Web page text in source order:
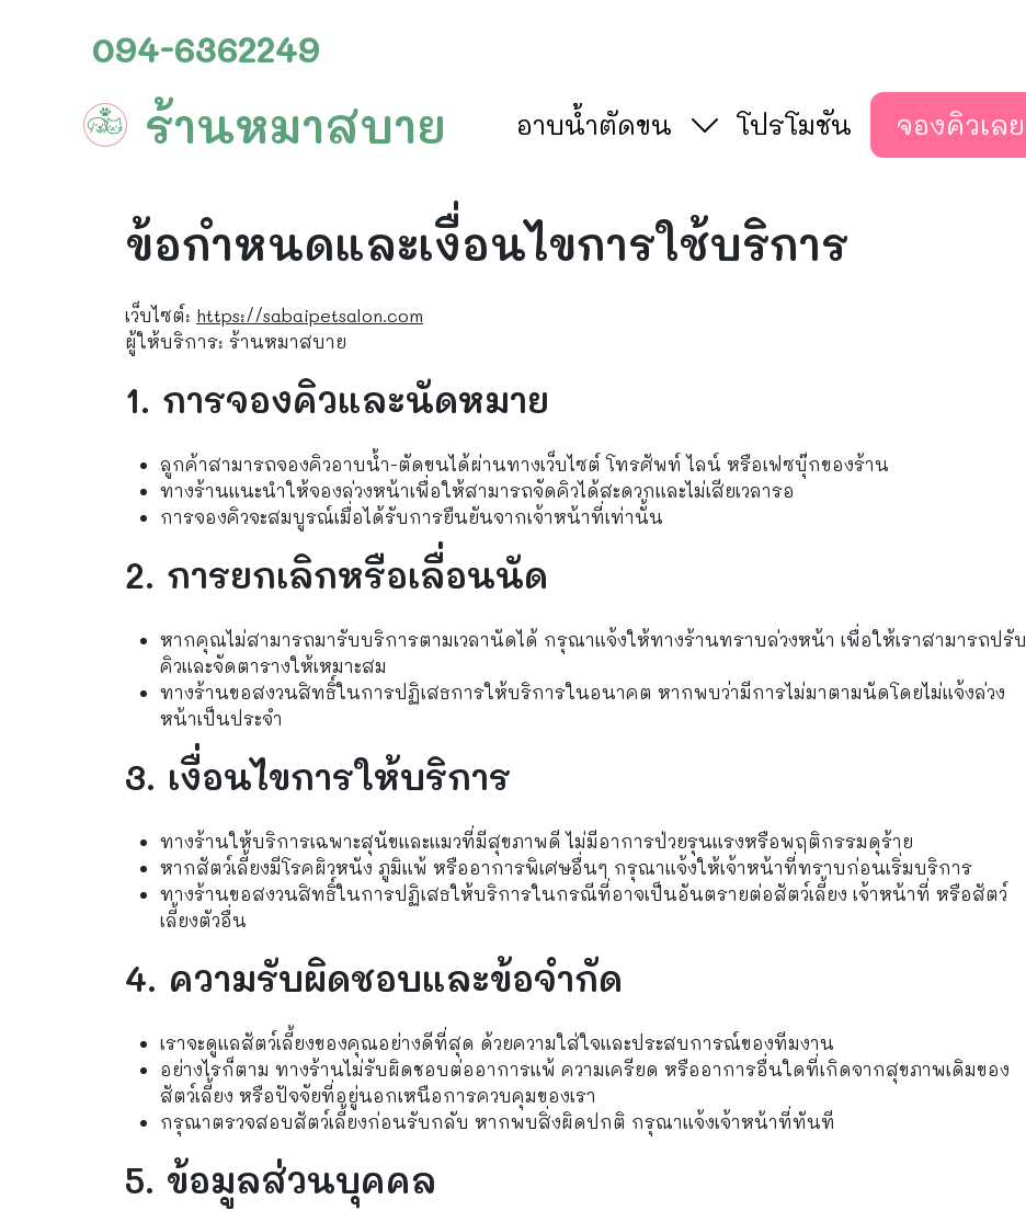
094-6362249
ร้านหมาสบาย อาบน้ำตัดขน โปรโมชัน จองคิวเลย
ข้อกำหนดและเงื่อนไขการใช้บริการ
เว็บไซต์: https://sabaipetsalon.com
ผู้ให้บริการ: ร้านหมาสบาย
1. การจองคิวและนัดหมาย
ลูกค้าสามารถจองคิวอาบน้ำ-ตัดขนได้ผ่านทางเว็บไซต์ โทรศัพท์ ไลน์ หรือเฟซบุ๊กของร้าน
ทางร้านแนะนำให้จองล่วงหน้าเพื่อให้สามารถจัดคิวได้สะดวกและไม่เสียเวลารอ
การจองคิวจะสมบูรณ์เมื่อได้รับการยืนยันจากเจ้าหน้าที่เท่านั้น
2. การยกเลิกหรือเลื่อนนัด
หากคุณไม่สามารถมารับบริการตามเวลานัดได้ กรุณาแจ้งให้ทางร้านทราบล่วงหน้า เพื่อให้เราสามารถปรับ
คิวและจัดตารางให้เหมาะสม
ทางร้านขอสงวนสิทธิ์ในการปฏิเสธการให้บริการในอนาคต หากพบว่ามีการไม่มาตามนัดโดยไม่แจ้งล่วง
หน้าเป็นประจำ
3. เงื่อนไขการให้บริการ
ทางร้านให้บริการเฉพาะสุนัขและแมวที่มีสุขภาพดี ไม่มีอาการป่วยรุนแรงหรือพฤติกรรมดุร้าย
หากสัตว์เลี้ยงมีโรคผิวหนัง ภูมิแพ้ หรืออาการพิเศษอื่นๆ กรุณาแจ้งให้เจ้าหน้าที่ทราบก่อนเริ่มบริการ
ทางร้านขอสงวนสิทธิ์ในการปฏิเสธให้บริการในกรณีที่อาจเป็นอันตรายต่อสัตว์เลี้ยง เจ้าหน้าที่ หรือสัตว์
เลี้ยงตัวอื่น
4. ความรับผิดชอบและข้อจำกัด
เราจะดูแลสัตว์เลี้ยงของคุณอย่างดีที่สุด ด้วยความใส่ใจและประสบการณ์ของทีมงาน
อย่างไรก็ตาม ทางร้านไม่รับผิดชอบต่ออาการแพ้ ความเครียด หรืออาการอื่นใดที่เกิดจากสุขภาพเดิมของ
สัตว์เลี้ยง หรือปัจจัยที่อยู่นอกเหนือการควบคุมของเรา
กรุณาตรวจสอบสัตว์เลี้ยงก่อนรับกลับ หากพบสิ่งผิดปกติ กรุณาแจ้งเจ้าหน้าที่ทันที
5. ข้อมูลส่วนบุคคล